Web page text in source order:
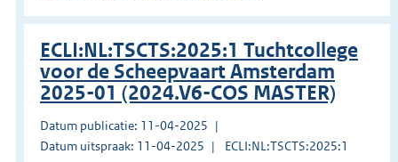
ECLI:NL:TSCTS:2025:1 Tuchtcollege
voor de Scheepvaart Amsterdam
2025-01 (2024.V6-COS MASTER)
Datum publicatie: 11-04-2025
Datum uitspraak: 11-04-2025
ECLI:NL:TSCTS:2025:1